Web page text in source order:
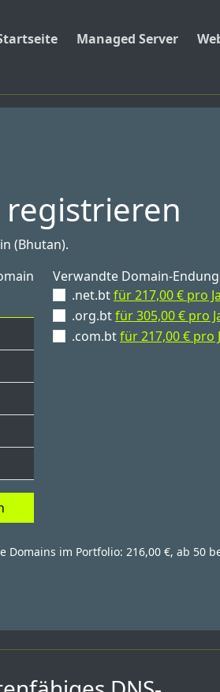
Managed Server
(Bhutan).
Verwandte Domain-
.net.btfür 217,00 € pro
.org.btfür 305,00 € pro
.com.btfür 217,00 € pro
im Portfolio: 216,00 €, ab 50